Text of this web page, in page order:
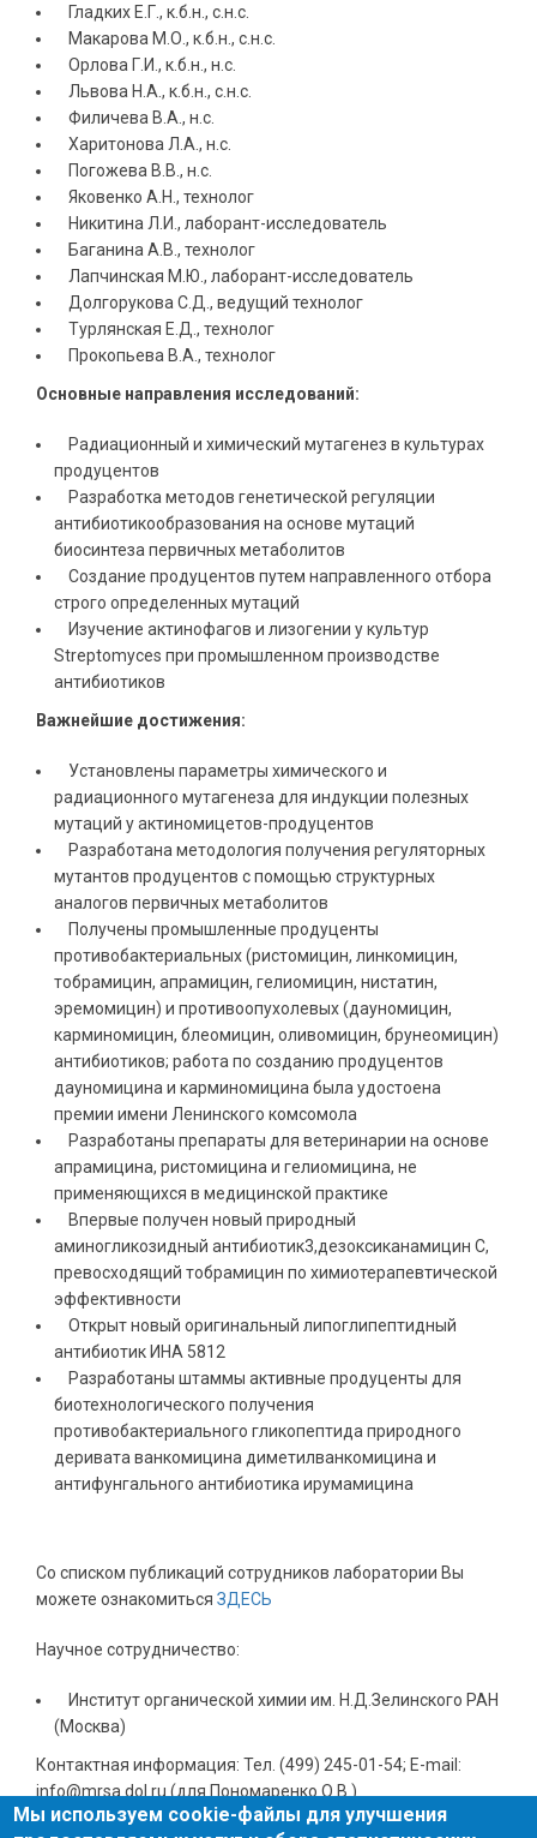
Гладких Е.Г., к.б.н., с.н.с.
Макарова М.О., к.б.н., с.н.с.
Орлова Г.И., к.б.н., н.с.
Львова Н.А., к.б.н., с.н.с.
Филичева В.А., н.с.
Харитонова Л.А., н.с.
Погожева В.В., н.с.
Яковенко А.Н., технолог
Никитина Л.И., лаборант-исследователь
Баганина А.В., технолог
Лапчинская М.Ю., лаборант-исследователь
Долгорукова С.Д., ведущий технолог
Турлянская Е.Д., технолог
Прокопьева В.А., технолог
Основные направления исследований:
Радиационный и химический мутагенез в культурах
продуцентов
Разработка методов генетической регуляции
антибиотикообразования на основе мутаций
биосинтеза первичных метаболитов
Создание продуцентов путем направленного отбора
строго определенных мутаций
Изучение актинофагов и лизогении у культур
Streptomyces при промышленном производстве
антибиотиков
Важнейшие достижения:
Установлены параметры химического и
радиационного мутагенеза для индукции полезных
мутаций у актиномицетов-продуцентов
Разработана методология получения регуляторных
мутантов продуцентов с помощью структурных
аналогов первичных метаболитов
Получены промышленные продуценты
противобактериальных (ристомицин, линкомицин,
тобрамицин, апрамицин, гелиомицин, нистатин,
эремомицин) и противоопухолевых (дауномицин,
карминомицин, блеомицин, оливомицин, брунеомицин)
антибиотиков; работа по созданию продуцентов
дауномицина и карминомицина была удостоена
премии имени Ленинского комсомола
Разработаны препараты для ветеринарии на основе
апрамицина, ристомицина и гелиомицина, не
применяющихся в медицинской практике
Впервые получен новый природный
аминогликозидный антибиотик3,дезоксиканамицин С,
превосходящий тобрамицин по химиотерапевтической
эффективности
Открыт новый оригинальный липоглипептидный
антибиотик ИНА 5812
Разработаны штаммы активные продуценты для
биотехнологического получения
противобактериального гликопептида природного
деривата ванкомицина диметилванкомицина и
антифунгального антибиотика ирумамицина
Cо списком публикаций сотрудников лаборатории Вы
можете ознакомиться ЗДЕСЬ
Научное сотрудничество:
Институт органической химии им. Н.Д.Зелинского РАН
(Москва)
Контактная информация: Тел. (499) 245-01-54; E-mail:
info@mrsa.dol.ru (для Пономаренко О.В.)
Мы используем cookie-файлы для улучшения